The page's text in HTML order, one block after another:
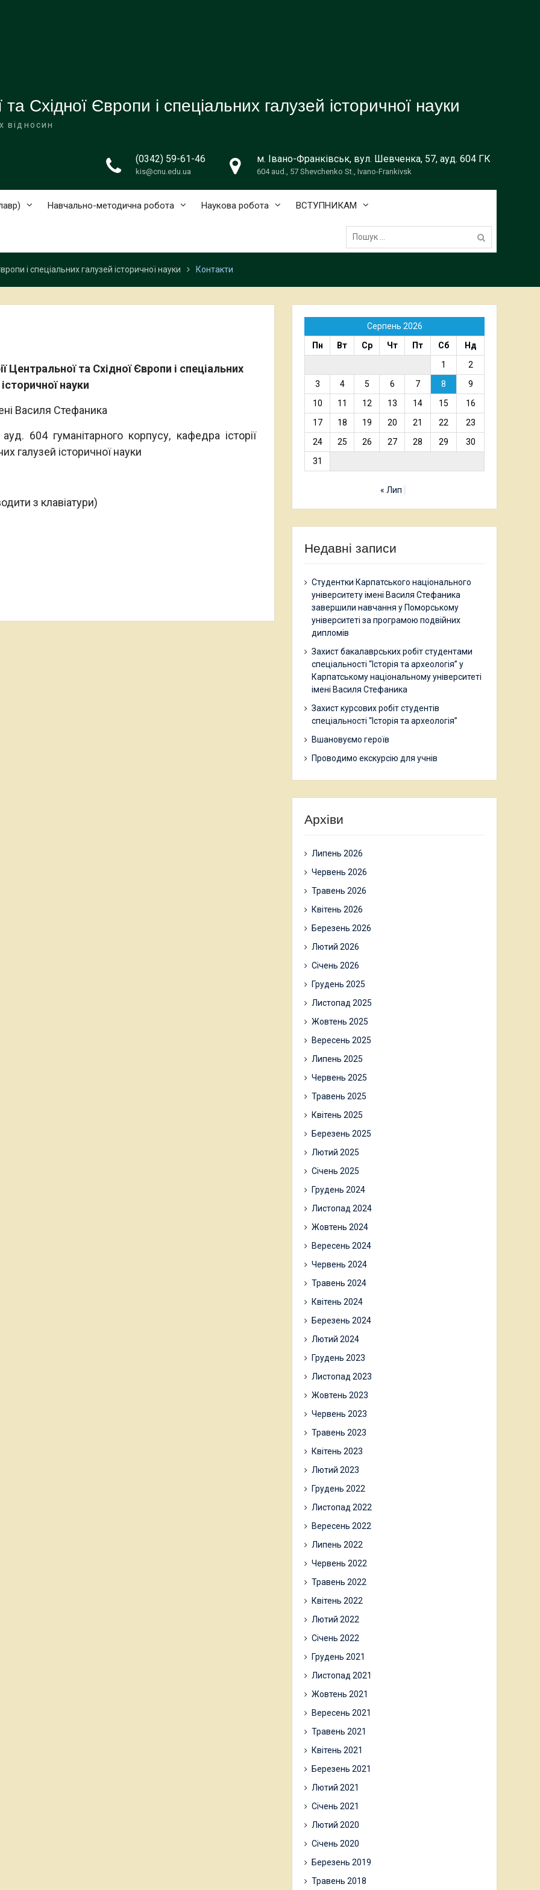
Східної Європи і спеціальних галузей історичної науки
відносин
(0342) 59-61-46
kis@cnu.edu.ua
м. Івано-Франківськ, вул. Шевченка, 57, ауд. 604 ГК
604 aud., 57 Shevchenko St., Ivano-Frankivsk
Навчально-методична робота Наукова робота ВСТУПНИКАМ
Пошук:
і спеціальних галузей історичної науки Контакти
Центральної та Східної Європи і спеціальних
науки
Василя Стефаника
604 гуманітарного корпусу, кафедра історії
галузей історичної науки
з клавіатури)
Серпень 2026
Пн
Вт Ср Чт Пт Сб
Нд
1
2
3
4 5 6 7 8
9
10
11 12 13 14 15
16
17
18 19 20 21 22
23
24
25 26 27 28 29
30
31
« Лип
Недавні записи
Студентки Карпатського національного
університету імені Василя Стефаника
завершили навчання у Поморському
університеті за програмою подвійних
дипломів
Захист бакалаврських робіт студентами
спеціальності “Історія та археологія” у
Карпатському національному університеті
імені Василя Стефаника
Захист курсових робіт студентів
спеціальності “Історія та археологія”
Вшановуємо героїв
Проводимо екскурсію для учнів
Архіви
Липень 2026
Червень 2026
Травень 2026
Квітень 2026
Березень 2026
Лютий 2026
Січень 2026
Грудень 2025
Листопад 2025
Жовтень 2025
Вересень 2025
Липень 2025
Червень 2025
Травень 2025
Квітень 2025
Березень 2025
Лютий 2025
Січень 2025
Грудень 2024
Листопад 2024
Жовтень 2024
Вересень 2024
Червень 2024
Травень 2024
Квітень 2024
Березень 2024
Лютий 2024
Грудень 2023
Листопад 2023
Жовтень 2023
Червень 2023
Травень 2023
Квітень 2023
Лютий 2023
Грудень 2022
Листопад 2022
Вересень 2022
Липень 2022
Червень 2022
Травень 2022
Квітень 2022
Лютий 2022
Січень 2022
Грудень 2021
Листопад 2021
Жовтень 2021
Вересень 2021
Травень 2021
Квітень 2021
Березень 2021
Лютий 2021
Січень 2021
Лютий 2020
Січень 2020
Березень 2019
Травень 2018